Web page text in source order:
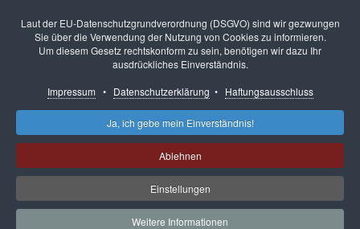
ORGANISATION
Laut der EU-Datenschutzgrundverordnung (DSGVO) sind wir gezwungen
Sie über die Verwendung der Nutzung von Cookies zu informieren.
Um diesem Gesetz rechtskonform zu sein, benötigen wir dazu Ihr
ausdrückliches Einverständnis.
Impressum • Datenschutzerklärung • Haftungsausschluss
Ja, ich gebe mein Einverständnis!
Ablehnen
Einstellungen
Weitere Informationen